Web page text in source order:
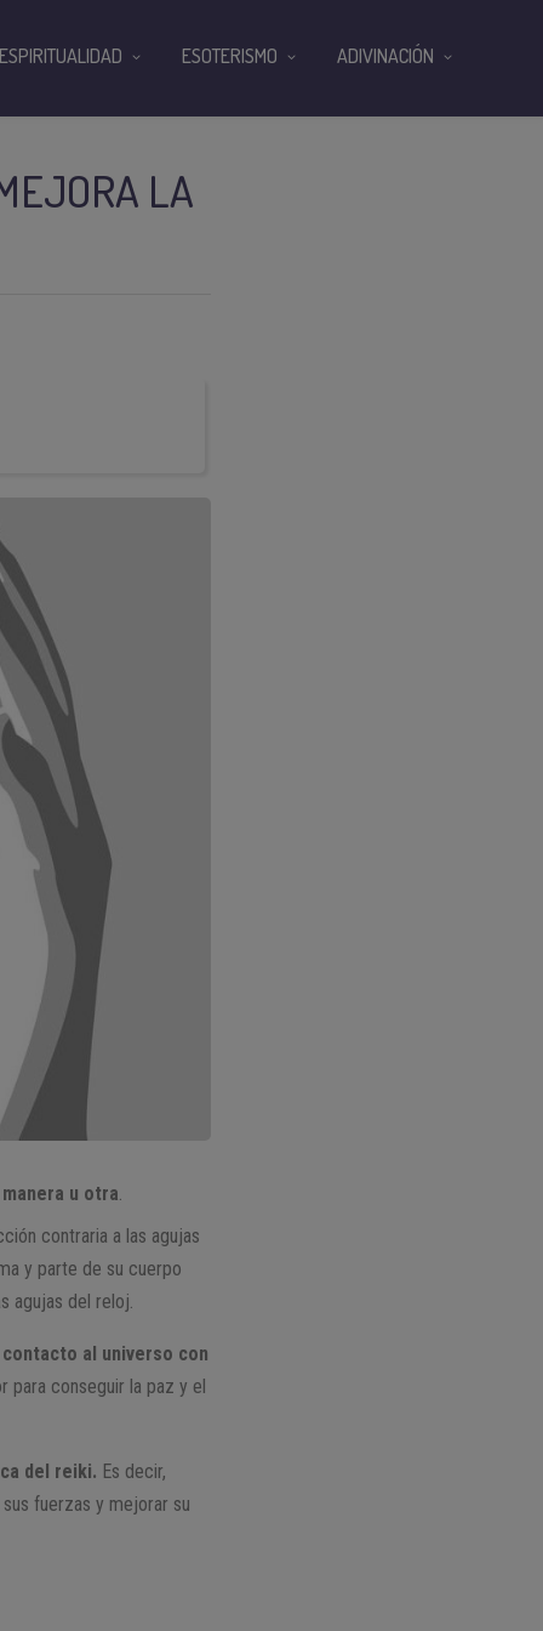
LA
u otra.
contraria a las agujas
y parte de su cuerpo
agujas del reloj.
al universo con
conseguir la paz y el
del reiki. Es decir,
fuerzas y mejorar su
ESPIRITUALIDAD ESOTERISMO ADIVINACIÓN